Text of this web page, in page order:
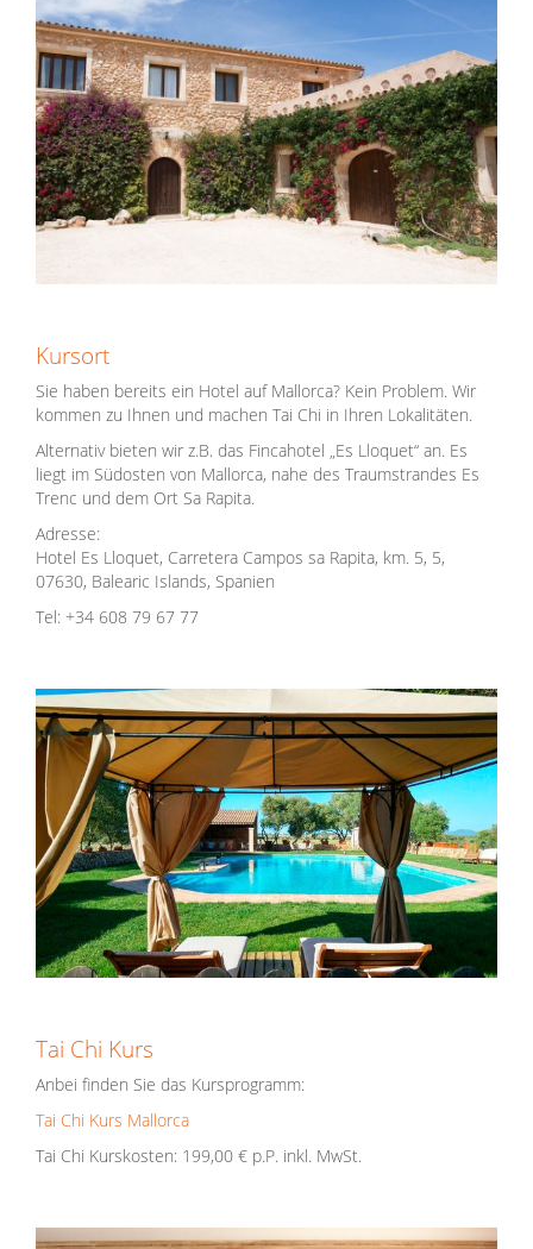
Kursort
Sie haben bereits ein Hotel auf Mallorca? Kein Problem. Wir
kommen zu Ihnen und machen Tai Chi in Ihren Lokalitäten.
Alternativ bieten wir z.B. das Fincahotel „Es Lloquet“ an. Es
liegt im Südosten von Mallorca, nahe des Traumstrandes Es
Trenc und dem Ort Sa Rapita.
Adresse:
Hotel Es Lloquet, Carretera Campos sa Rapita, km. 5, 5,
07630, Balearic Islands, Spanien
Tel: +34 608 79 67 77
Tai Chi Kurs
Anbei finden Sie das Kursprogramm:
Tai Chi Kurs Mallorca
Tai Chi Kurskosten: 199,00 € p.P. inkl. MwSt.